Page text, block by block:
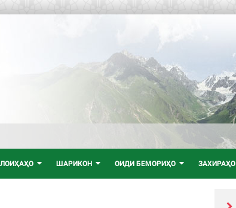
ЛОИҲАҲО ШАРИКОН ОИДИ БЕМОРИҲО ЗАХИРАҲО